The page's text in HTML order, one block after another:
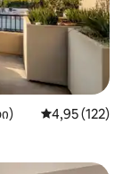
საშუალო
4,95 (122)